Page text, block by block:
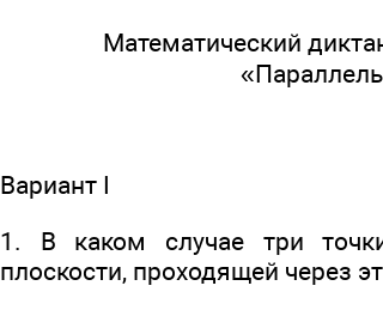
Математический
Вариант I
1. В каком случае три
плоскости, проходящей через